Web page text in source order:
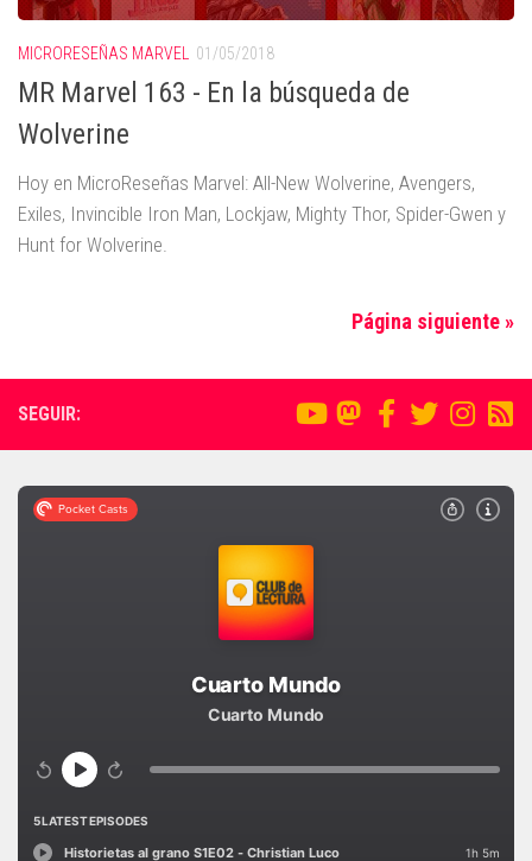
MICRORESEÑAS MARVEL 01/05/2018
MR Marvel 163 - En la búsqueda de
Wolverine
Hoy en MicroReseñas Marvel: All-New Wolverine, Avengers,
Exiles, Invincible Iron Man, Lockjaw, Mighty Thor, Spider-Gwen y
Hunt for Wolverine.
Página siguiente »
SEGUIR: